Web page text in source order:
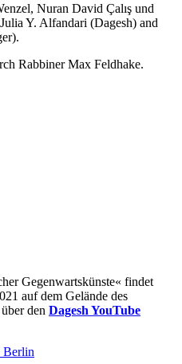
Nuran David Çalış und
Y. Alfandari (Dagesh) and
Rabbiner Max Feldhake.
Gegenwartskünste« findet
auf dem Gelände des
den Dagesh YouTube
Berlin